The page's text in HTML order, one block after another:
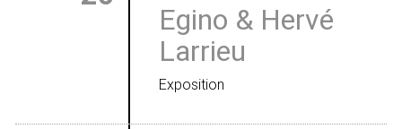
Egino & Hervé
Larrieu
Exposition